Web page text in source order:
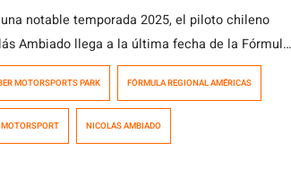
notable temporada 2025, el piloto chileno
Ambiado llega a la última fecha de la Fórmula
Américas en Estados Unidos como uno de los
durante 7 fechas y 17 carreras
MOTORSPORTS PARK FÓRMULA REGIONAL AMÉRICAS
NICOLAS AMBIADO